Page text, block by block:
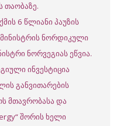
თაობაზე.
6 წლიანი პაუზის
ნორდიკული
ნორვეგიას ეწვია.
ინვესტიცია
განვითარების
მთავრობასა და
შორის ხელი